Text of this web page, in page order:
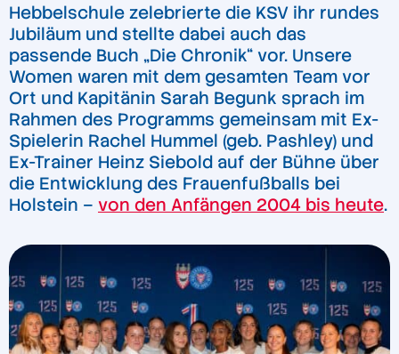
Hebbelschule zelebrierte die KSV ihr rundes
Jubiläum und stellte dabei auch das
passende Buch „Die Chronik“ vor. Unsere
Women waren mit dem gesamten Team vor
Ort und Kapitänin Sarah Begunk sprach im
Rahmen des Programms gemeinsam mit Ex-
Spielerin Rachel Hummel (geb. Pashley) und
Ex-Trainer Heinz Siebold auf der Bühne über
die Entwicklung des Frauenfußballs bei
Holstein – von den Anfängen 2004 bis heute.